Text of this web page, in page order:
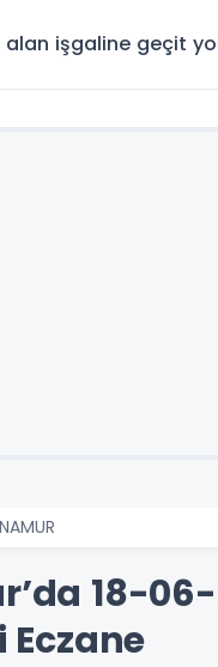
alan işgaline geçit
18-